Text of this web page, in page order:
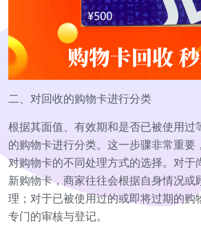
二、对回收的购物卡进行分类
根据其面值、有效期和是否已被使用过
的购物卡进行分类。这一步骤非常重要
对购物卡的不同处理方式的选择。对于
新购物卡，商家往往会根据自身情况或
理；对于已被使用过的或即将过期的购
专门的审核与登记。